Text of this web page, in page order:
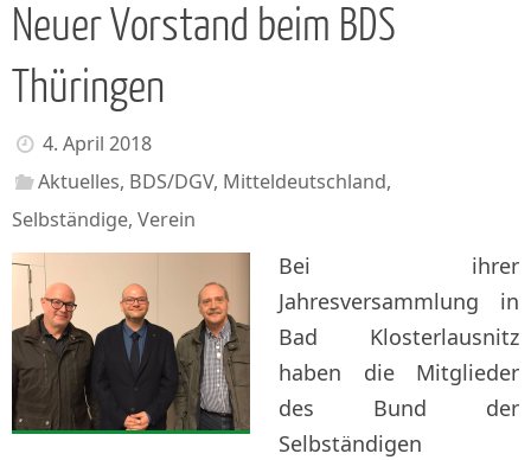
Neuer Vorstand beim BDS
Thüringen
4. April 2018
Aktuelles, BDS/DGV, Mitteldeutschland,
Selbständige, Verein
Bei ihrer
Jahresversammlung in
Bad Klosterlausnitz
haben die Mitglieder
des Bund der
Selbständigen